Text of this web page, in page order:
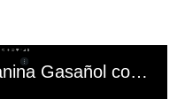
El mal momento de Yanina Gasañol con un hincha argentino en "Subrayado"